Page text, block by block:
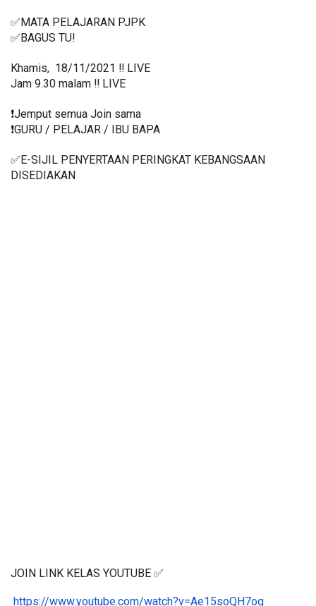
✅MATA PELAJARAN PJPK
✅BAGUS TU!
Khamis,  18/11/2021 ‼️ LIVE
Jam 9.30 malam ‼️ LIVE
❗️Jemput semua Join sama
❗️GURU / PELAJAR / IBU BAPA
✅E-SIJIL PENYERTAAN PERINGKAT KEBANGSAAN
DISEDIAKAN
JOIN LINK KELAS YOUTUBE ✅
https://www.youtube.com/watch?v=Ae15soQH7og